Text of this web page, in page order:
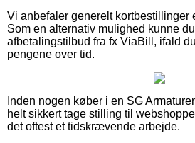
Vi anbefaler generelt kortbestillinger
Som en alternativ mulighed kunne
afbetalingstilbud fra fx ViaBill, ifald
pengene over tid.
Inden nogen køber i en SG
helt sikkert tage stilling til
det oftest et tidskrævende arbejde.